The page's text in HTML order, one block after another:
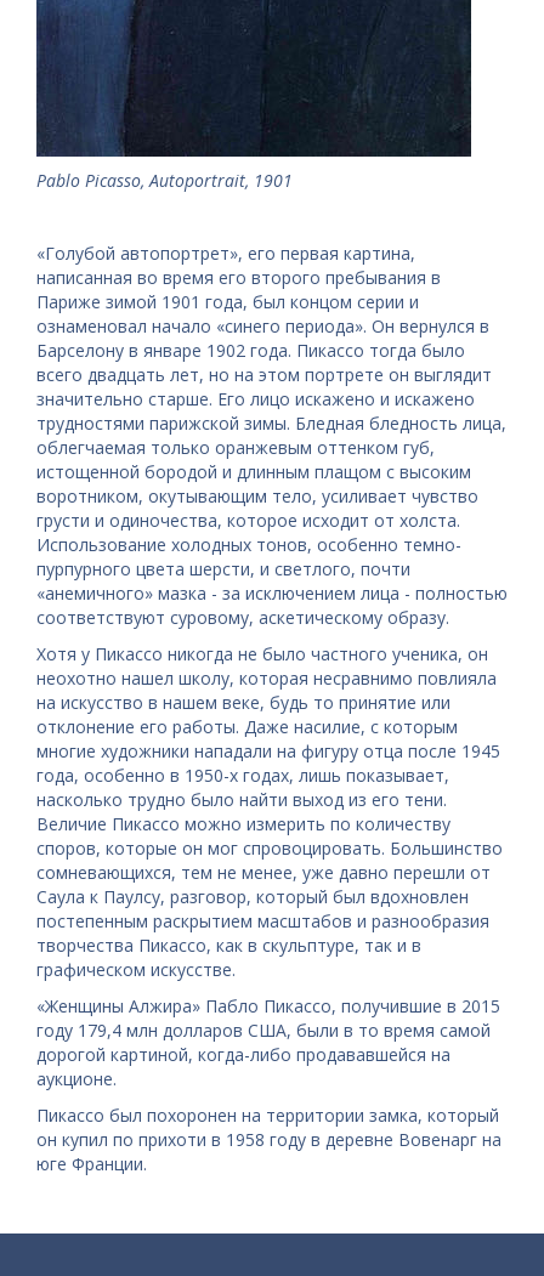
Pablo Picasso, Autoportrait, 1901
«Голубой автопортрет», его первая картина,
написанная во время его второго пребывания в
Париже зимой 1901 года, был концом серии и
ознаменовал начало «синего периода». Он вернулся в
Барселону в январе 1902 года. Пикассо тогда было
всего двадцать лет, но на этом портрете он выглядит
значительно старше. Его лицо искажено и искажено
трудностями парижской зимы. Бледная бледность лица,
облегчаемая только оранжевым оттенком губ,
истощенной бородой и длинным плащом с высоким
воротником, окутывающим тело, усиливает чувство
грусти и одиночества, которое исходит от холста.
Использование холодных тонов, особенно темно-
пурпурного цвета шерсти, и светлого, почти
«анемичного» мазка - за исключением лица - полностью
соответствуют суровому, аскетическому образу.
Хотя у Пикассо никогда не было частного ученика, он
неохотно нашел школу, которая несравнимо повлияла
на искусство в нашем веке, будь то принятие или
отклонение его работы. Даже насилие, с которым
многие художники нападали на фигуру отца после 1945
года, особенно в 1950-х годах, лишь показывает,
насколько трудно было найти выход из его тени.
Величие Пикассо можно измерить по количеству
споров, которые он мог спровоцировать. Большинство
сомневающихся, тем не менее, уже давно перешли от
Саула к Паулсу, разговор, который был вдохновлен
постепенным раскрытием масштабов и разнообразия
творчества Пикассо, как в скульптуре, так и в
графическом искусстве.
«Женщины Алжира» Пабло Пикассо, получившие в 2015
году 179,4 млн долларов США, были в то время самой
дорогой картиной, когда-либо продававшейся на
аукционе.
Пикассо был похоронен на территории замка, который
он купил по прихоти в 1958 году в деревне Вовенарг на
юге Франции.